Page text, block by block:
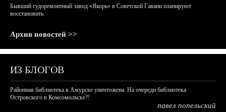
Бывший судоремонтный завод «Якорь» в Советской Гавани планируют
восстановить
Архив новостей >>
ИЗ БЛОГОВ
Районная библиотека в Амурске уничтожена. На очереди библиотека
Островского в Комсомольске?!
павел попельский